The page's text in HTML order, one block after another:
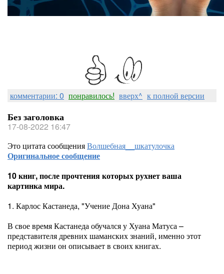
комментарии: 0 понравилось! вверх^ к полной версии
Без заголовка
17-08-2022 16:47
Это цитата сообщенияВолшебная__шкатулочка
Оригинальное сообщение
10 книг, после прочтения которых рухнет ваша
картинка мира.
1. Карлос Кастанеда, "Учение Дона Хуана"
В свое время Кастанеда обучался у Хуана Матуса –
представителя древних шаманских знаний, именно этот
период жизни он описывает в своих книгах.